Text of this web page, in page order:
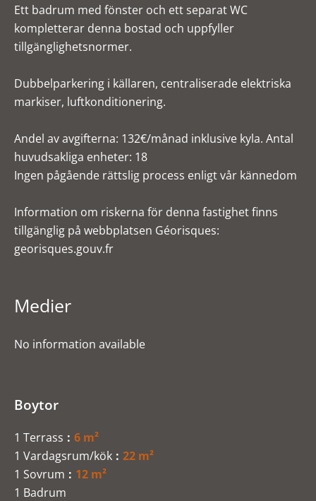
Ett badrum med fönster och ett separat WC
kompletterar denna bostad och uppfyller
tillgänglighetsnormer.
Dubbelparkering i källaren, centraliserade elektriska
markiser, luftkonditionering.
Andel av avgifterna: 132€/månad inklusive kyla. Antal
huvudsakliga enheter: 18
Ingen pågående rättslig process enligt vår kännedom
Information om riskerna för denna fastighet finns
tillgänglig på webbplatsen Géorisques:
georisques.gouv.fr
Medier
No information available
Boytor
1 Terrass
6 m²
1 Vardagsrum/kök
22 m²
1 Sovrum
12 m²
1 Badrum